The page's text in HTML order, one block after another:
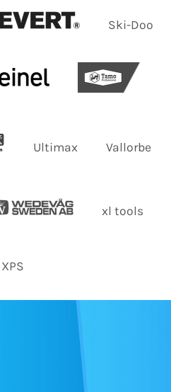
Ski-Doo
Ultimax Vallorbe
xl tools
XPS